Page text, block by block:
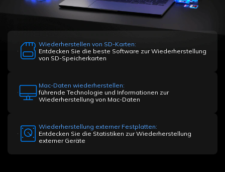
Wiederherstellen von SD-Karten:
Entdecken Sie die beste Software zur Wiederherstellung
von SD-Speicherkarten
Mac-Daten wiederherstellen:
führende Technologie und Informationen zur
Wiederherstellung von Mac-Daten
Wiederherstellung externer Festplatten:
Entdecken Sie die Statistiken zur Wiederherstellung
externer Geräte